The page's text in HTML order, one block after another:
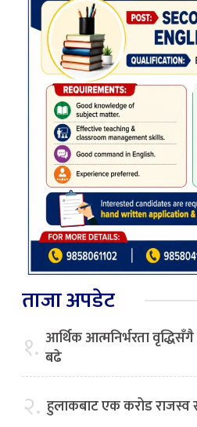
ताजा अपडेट
१. आर्थिक आत्मनिर्भरता
बढे
२. हुलाकबाट एक करोड राजस्व